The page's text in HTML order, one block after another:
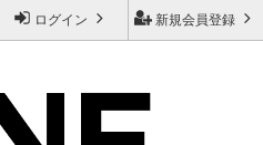
新規会員登録
ログイン